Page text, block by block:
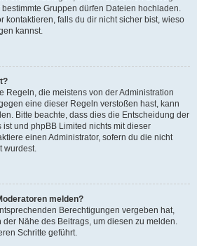
Gruppen dürfen Dateien hochladen.
kontaktieren, falls du dir nicht sicher bist, wieso
kannst.
Regeln, die meistens von der Administration
eine dieser Regeln verstoßen hast, kann
Bitte beachte, dass dies die Entscheidung der
und phpBB Limited nichts mit dieser
einen Administrator, sofern du die nicht
wurdest.
melden?
Berechtigungen vergeben hat,
Nähe des Beitrags, um diesen zu melden.
Schritte geführt.